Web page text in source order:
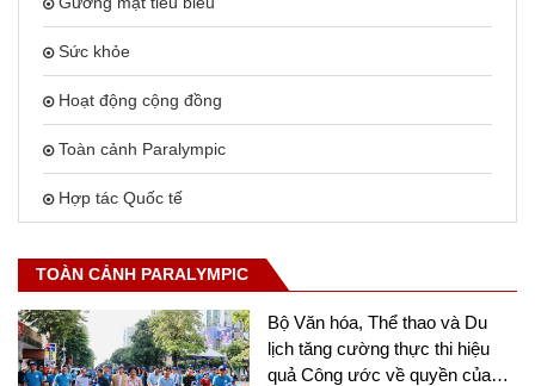
Sức khỏe
Hoạt động cộng đồng
Toàn cảnh Paralympic
Hợp tác Quốc tế
TOÀN CẢNH PARALYMPIC
Bộ Văn hóa, Thể thao và Du
lịch tăng cường thực thi hiệu
quả Công ước về quyền của